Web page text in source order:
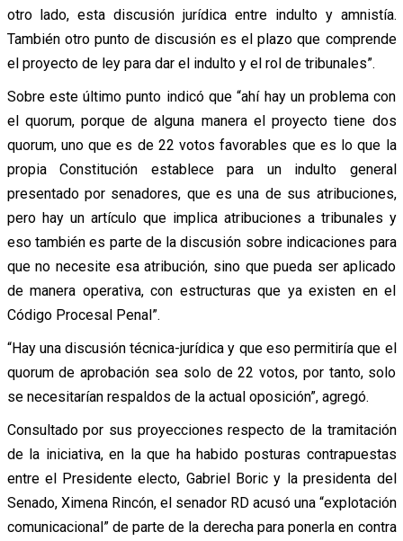
otro lado, esta discusión jurídica entre indulto y amnistía.
También otro punto de discusión es el plazo que comprende
el proyecto de ley para dar el indulto y el rol de tribunales”.
Sobre este último punto indicó que “ahí hay un problema con
el quorum, porque de alguna manera el proyecto tiene dos
quorum, uno que es de 22 votos favorables que es lo que la
propia Constitución establece para un indulto general
presentado por senadores, que es una de sus atribuciones,
pero hay un artículo que implica atribuciones a tribunales y
eso también es parte de la discusión sobre indicaciones para
que no necesite esa atribución, sino que pueda ser aplicado
de manera operativa, con estructuras que ya existen en el
Código Procesal Penal”.
“Hay una discusión técnica-jurídica y que eso permitiría que el
quorum de aprobación sea solo de 22 votos, por tanto, solo
se necesitarían respaldos de la actual oposición”, agregó.
Consultado por sus proyecciones respecto de la tramitación
de la iniciativa, en la que ha habido posturas contrapuestas
entre el Presidente electo, Gabriel Boric y la presidenta del
Senado, Ximena Rincón, el senador RD acusó una “explotación
comunicacional” de parte de la derecha para ponerla en contra